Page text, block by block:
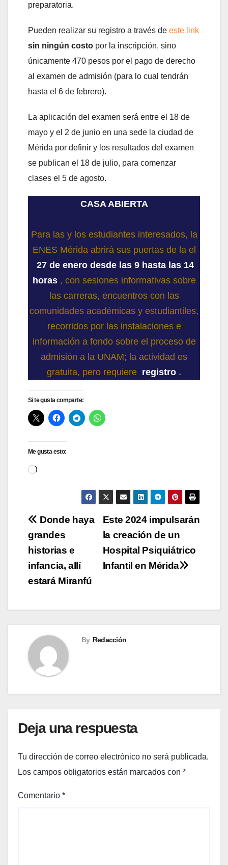
preparatoria.
Pueden realizar su registro a través de este link
sin ningún costo por la inscripción, sino
únicamente 470 pesos por el pago de derecho
al examen de admisión (para lo cual tendrán
hasta el 6 de febrero).
La aplicación del examen será entre el 18 de
mayo y el 2 de junio en una sede la ciudad de
Mérida por definir y los resultados del examen
se publican el 18 de julio, para comenzar
clases el 5 de agosto.
CASA ABIERTA
Para las y los estudiantes interesados, la
ENES Mérida abrirá sus puertas de la el
27 de enero desde las 9 hasta las 14
horas , con sesiones informativas sobre
las carreras, encuentros con las
comunidades académicas y estudiantiles,
recorridos por las instalaciones e
información a fondo sobre el proceso de
admisión a la UNAM; la actividad es
gratuita, pero requiere registro .
Si te gusta comparte:
Me gusta esto:
Cargando...
Navegación
de
entradas
Este 2024 impulsarán
la creación de un
Hospital Psiquiátrico
Infantil en Mérida
Donde haya
grandes
historias e
infancia, allí
estará Miranfú
By Redacción
Deja una respuesta
Tu dirección de correo electrónico no será publicada.
Los campos obligatorios están marcados con *
Comentario *